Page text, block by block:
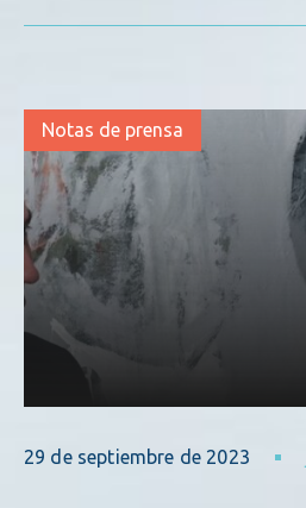
Notas de prensa
29 de septiembre de 2023